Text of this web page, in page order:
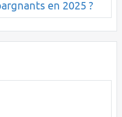
en 2025 ?